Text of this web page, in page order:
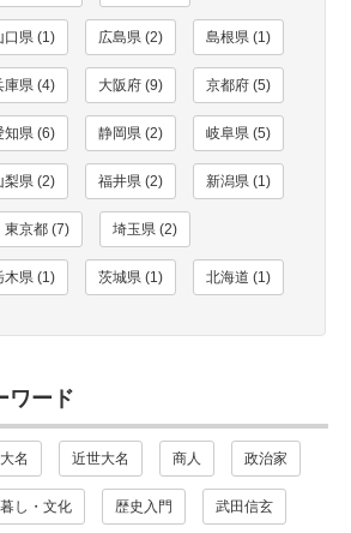
口県 (1) 広島県 (2) 島根県 (1)
庫県 (4) 大阪府 (9) 京都府 (5)
知県 (6) 静岡県 (2) 岐阜県 (5)
梨県 (2) 福井県 (2) 新潟県 (1)
東京都 (7) 埼玉県 (2)
木県 (1) 茨城県 (1) 北海道 (1)
ワード
名 近世大名 商人 政治家
暮し・文化 歴史入門 武田信玄